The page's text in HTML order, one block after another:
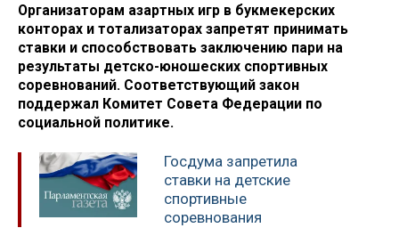
Организаторам азартных игр в букмекерских
конторах и тотализаторах запретят принимать
ставки и способствовать заключению пари на
результаты детско-юношеских спортивных
соревнований. Соответствующий закон
поддержал Комитет Совета Федерации по
социальной политике.
Госдума запретила
ставки на детские
спортивные
соревнования